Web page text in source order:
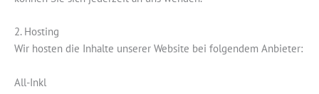
2. Hosting
Wir hosten die Inhalte unserer Website bei folgendem Anbieter:
All-Inkl